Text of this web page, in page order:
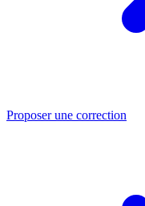
Proposer une correction